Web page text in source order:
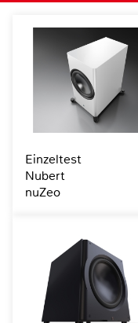
Einzeltest
Nubert
nuZeo